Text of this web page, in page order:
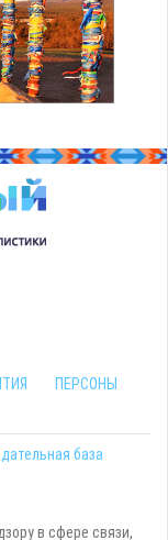
ПЕРСОНЫ
база
в сфере связи,